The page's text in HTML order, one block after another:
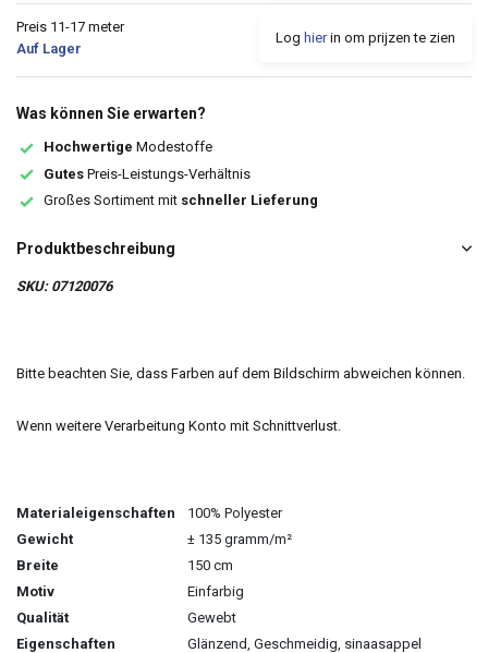
Preis 11-17 meter
Auf Lager
Log hierin om prijzen te zien
Was können Sie erwarten?
Hochwertige Modestoffe
Gutes Preis-Leistungs-Verhältnis
Großes Sortiment mit schneller Lieferung
Produktbeschreibung
SKU: 07120076
Bitte beachten Sie, dass Farben auf dem Bildschirm abweichen können.
Wenn weitere Verarbeitung Konto mit Schnittverlust.
Materialeigenschaften
100% Polyester
Gewicht
± 135 gramm/m²
Breite
150 cm
Motiv
Einfarbig
Qualität
Gewebt
Eigenschaften
Glänzend, Geschmeidig, sinaasappel